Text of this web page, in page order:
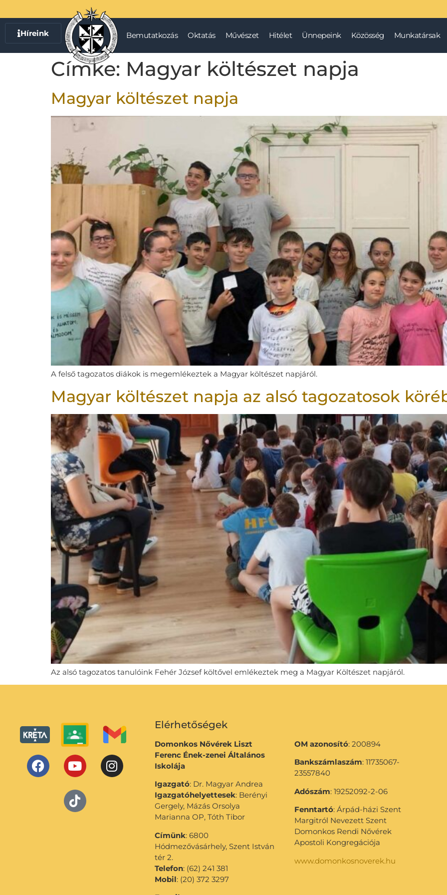
Híreink Bemutatkozás Oktatás Művészet Hitélet Ünnepeink Közösség Munkatársak
Címke: Magyar költészet napja
Magyar költészet napja
A felső tagozatos diákok is megemlékeztek a Magyar költészet napjáról.
Magyar költészet napja az alsó tagozatosok
Az alsó tagozatos tanulóink Fehér József költővel emlékeztek meg a Magyar Költészet napjáról.
Elérhetőségek
Domonkos Nővérek Liszt
Ferenc Ének-zenei Általános
Iskolája
Igazgató: Dr. Magyar Andrea
Igazgatóhelyettesek: Berényi
Gergely, Mázás Orsolya
Marianna OP, Tóth Tibor
Címünk: 6800
Hódmezővásárhely, Szent István
tér 2.
Telefon: (62) 241 381
Mobil: (20) 372 3297
OM azonosító: 200894
Bankszámlaszám: 11735067-
23557840
Adószám: 19252092-2-06
Fenntartó: Árpád-házi Szent
Margitról Nevezett Szent
Domonkos Rendi Nővérek
Apostoli Kongregációja
www.domonkosnoverek.hu